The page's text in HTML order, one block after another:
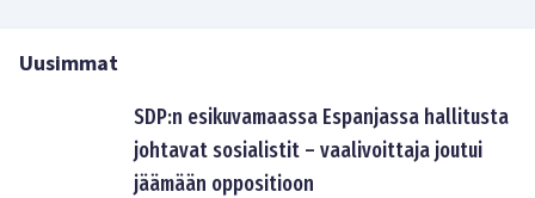
Uusimmat
SDP:n esikuvamaassa Espanjassa hallitusta
johtavat sosialistit – vaalivoittaja joutui
jäämään oppositioon